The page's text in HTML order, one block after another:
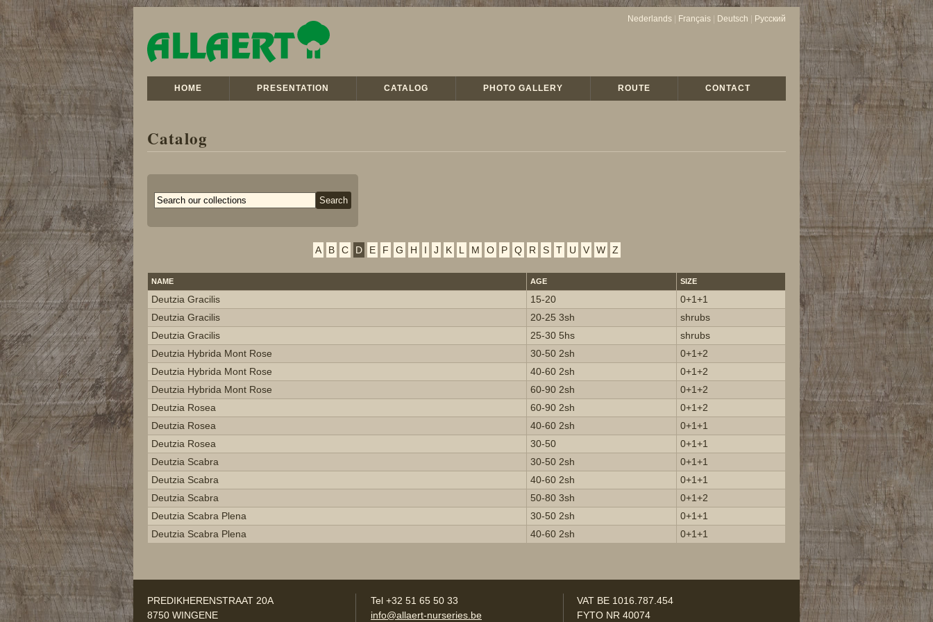
Nederlands Français Deutsch Русский
HOME PRESENTATION CATALOG PHOTO GALLERY ROUTE CONTACT
Catalog
A B C D E F G H I J K L M O P Q R S T U V W Z
NAME AGE SIZE
Deutzia Gracilis 15-20
0+1+1
Deutzia Gracilis
20-25 3sh
shrubs
Deutzia Gracilis
25-30 5hs
shrubs
Deutzia Hybrida Mont Rose
30-50 2sh
0+1+2
Deutzia Hybrida Mont Rose
40-60 2sh
0+1+2
Deutzia Hybrida Mont Rose
60-90 2sh
0+1+2
Deutzia Rosea
60-90 2sh
0+1+2
Deutzia Rosea
40-60 2sh
0+1+1
Deutzia Rosea
30-50
0+1+1
Deutzia Scabra
30-50 2sh
0+1+1
Deutzia Scabra
40-60 2sh
0+1+1
Deutzia Scabra
50-80 3sh
0+1+2
Deutzia Scabra Plena
30-50 2sh
0+1+1
Deutzia Scabra Plena
40-60 2sh 0+1+1
PREDIKHERENSTRAAT 20A
8750 WINGENE
Tel +32 51 65 50 33
info@allaert-nurseries.be
VAT BE 1016.787.454
FYTO NR 40074